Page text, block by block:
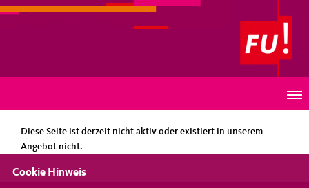
Diese Seite ist derzeit nicht aktiv oder existiert in unserem
Angebot nicht.
Cookie Hinweis